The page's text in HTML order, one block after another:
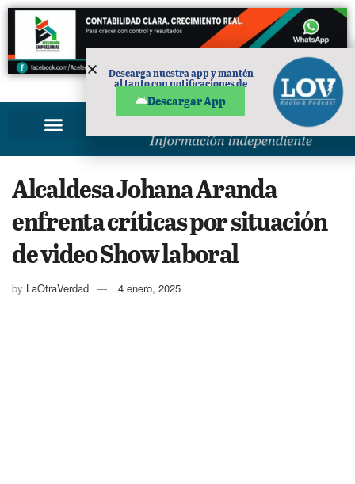
PUBLICIDAD
Alcaldesa Johana Aranda
enfrenta críticas por situación
de video Show laboral
by LaOtraVerdad 4 enero, 2025
Descarga nuestra app y mantén
al tanto con notificaciones de
Descargar App